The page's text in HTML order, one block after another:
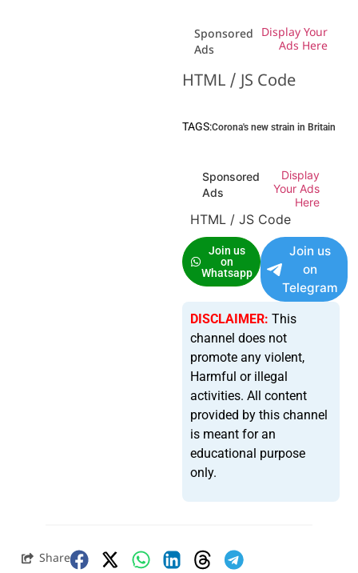
Sponsored
Ads
Display Your
Ads Here
HTML / JS Code
TAGS:Corona's new strain in Britain
Sponsored
Ads
Display
Your Ads
Here
HTML / JS Code
Join us
on
Whatsapp
Join us
on
Telegram
DISCLAIMER: This
channel does not
promote any violent,
Harmful or illegal
activities. All content
provided by this channel
is meant for an
educational purpose
only.
Share